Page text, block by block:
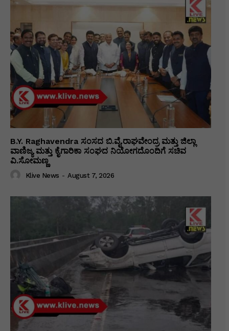
B.Y. Raghavendra ಸಂಸದ ಬಿ.ವೈ.ರಾಘವೇಂದ್ರ ಮತ್ತು ಜಿಲ್ಲಾ
ವಾಣಿಜ್ಯ ಮತ್ತು ಕೈಗಾರಿಕಾ ಸಂಘದ ನಿಯೋಗದೊಂದಿಗೆ ಸಚಿವ
ವಿ‌.ಸೋಮಣ್ಣ
Klive News - August 7, 2026